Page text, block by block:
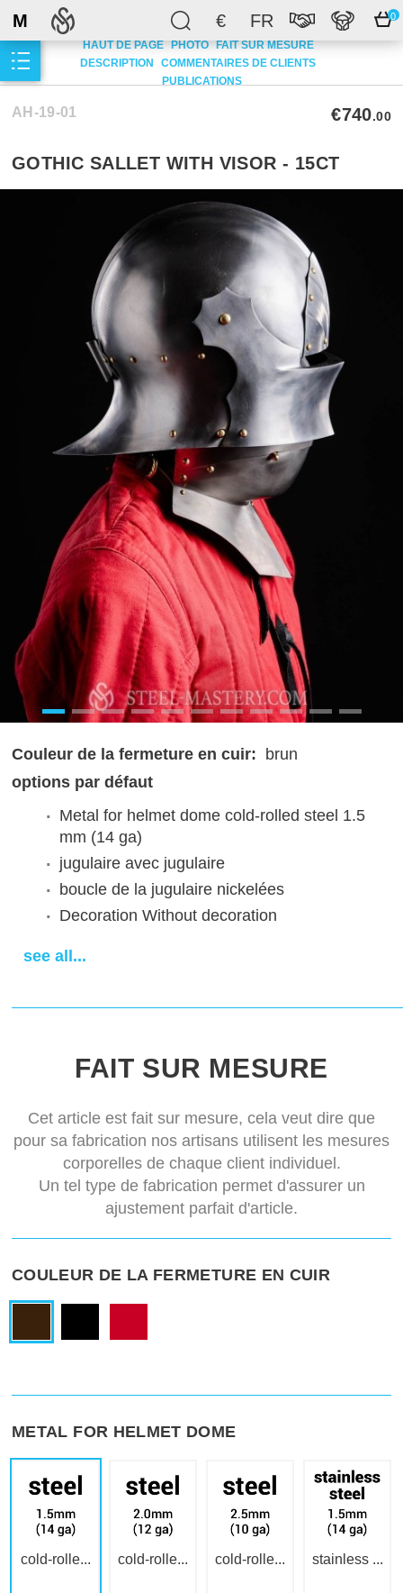
€ FR 0
M
HAUT DE PAGE PHOTO FAIT SUR MESURE
DESCRIPTION
COMMENTAIRES DE CLIENTS
PUBLICATIONS
AH-19-01 €740.00
GOTHIC SALLET WITH VISOR - 15CT
Couleur de la fermeture en cuir:
brun
options par défaut
Metal for helmet dome cold-rolled steel 1.5
mm (14 ga)
jugulaire avec jugulaire
boucle de la jugulaire nickelées
Decoration Without decoration
see all...
FAIT SUR MESURE
Cet article est fait sur mesure, cela veut dire que
pour sa fabrication nos artisans utilisent les mesures
corporelles de chaque client individuel.
Un tel type de fabrication permet d'assurer un
ajustement parfait d'article.
COULEUR DE LA FERMETURE EN CUIR
METAL FOR HELMET DOME
cold-rolle... cold-rolle... cold-rolle... stainless ...